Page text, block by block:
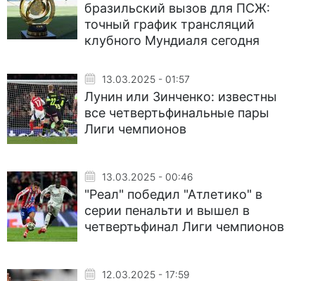
бразильский вызов для ПСЖ:
точный график трансляций
клубного Мундиаля сегодня
13.03.2025 - 01:57
Лунин или Зинченко: известны
все четвертьфинальные пары
Лиги чемпионов
13.03.2025 - 00:46
"Реал" победил "Атлетико" в
серии пенальти и вышел в
четвертьфинал Лиги чемпионов
12.03.2025 - 17:59